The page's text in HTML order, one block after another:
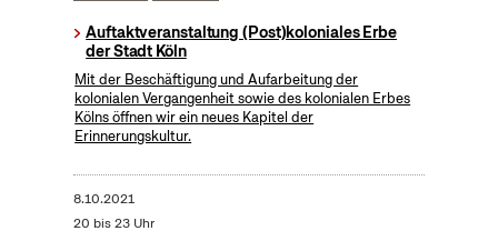
Auftaktveranstaltung (Post)koloniales Erbe
der Stadt Köln
Mit der Beschäftigung und Aufarbeitung der
kolonialen Vergangenheit sowie des kolonialen Erbes
Kölns öffnen wir ein neues Kapitel der
Erinnerungskultur.
8.10.2021
20 bis 23 Uhr